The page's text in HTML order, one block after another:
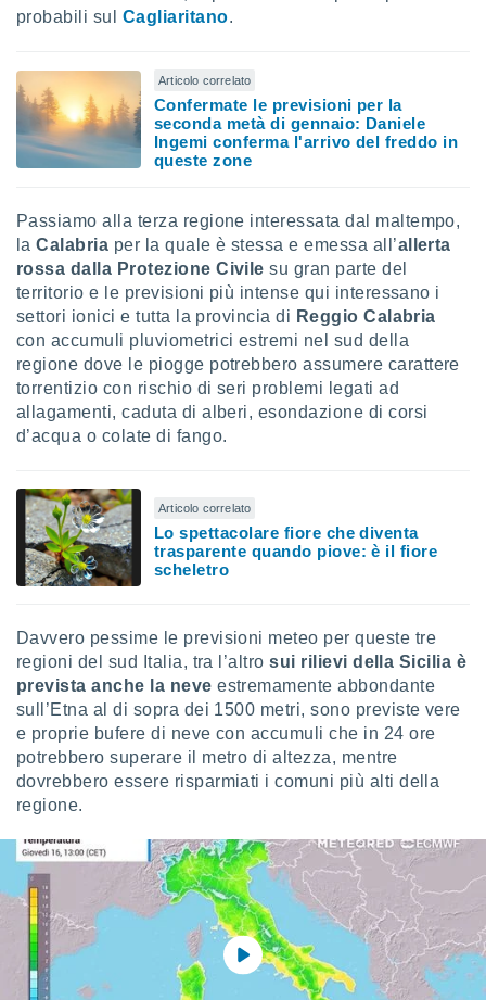
e degli
nostri
probabili sul Cagliaritano.
Articolo correlato
Confermate le previsioni per la
seconda metà di gennaio: Daniele
Ingemi conferma l'arrivo del freddo in
queste zone
Passiamo alla terza regione interessata dal maltempo,
laCalabria per la quale è stessa e emessa all’allerta
rossa dalla Protezione Civilesu gran parte del
territorio e le previsioni più intense qui interessano i
settori ionici e tutta la provincia di Reggio Calabria
con accumuli pluviometrici estremi nel sud della
regione dove le piogge potrebbero assumere carattere
torrentizio con rischio di seri problemi legati ad
allagamenti, caduta di alberi, esondazione di corsi
d’acqua o colate di fango.
Articolo correlato
Lo spettacolare fiore che diventa
trasparente quando piove: è il fiore
scheletro
Davvero pessime le previsioni meteo per queste tre
regioni del sud Italia, tra l’altrosui rilievi della Sicilia è
prevista anche la neve estremamente abbondante
sull’Etna al di sopra dei 1500 metri, sono previste vere
e proprie bufere di neve con accumuli che in 24 ore
potrebbero superare il metro di altezza, mentre
dovrebbero essere risparmiati i comuni più alti della
regione.